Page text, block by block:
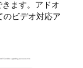
ます。アドオ
のビデオ対応ア